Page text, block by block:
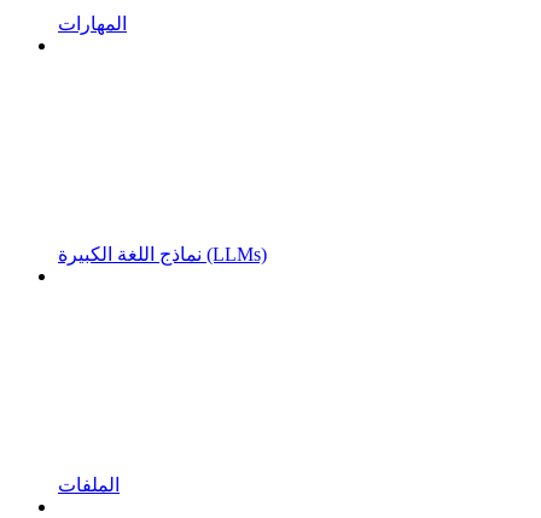
المهارات
نماذج اللغة الكبيرة (LLMs)
الملفات